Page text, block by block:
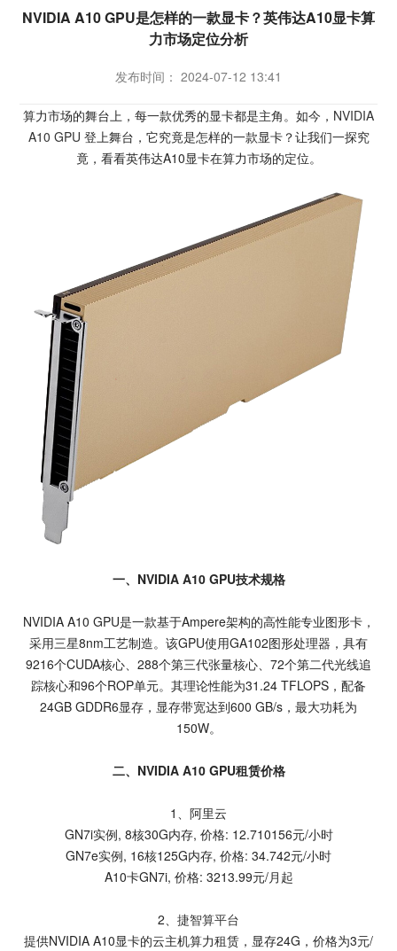
NVIDIA A10 GPU是怎样的一款显卡？英伟达A10显卡算
力市场定位分析
发布时间： 2024-07-12 13:41
算力市场的舞台上，每一款优秀的显卡都是主角。如今， NVIDIA
A10 GPU 登上舞台，它究竟是怎样的一款显卡？让我们一探究
竟，看看英伟达A10显卡在算力市场的定位。
一、NVIDIA A10 GPU技术规格
NVIDIA A10 GPU是一款基于Ampere架构的高性能专业图形卡，
采用三星8nm工艺制造。该GPU使用GA102图形处理器，具有
9216个CUDA核心、288个第三代张量核心、72个第二代光线追
踪核心和96个ROP单元。其理论性能为31.24 TFLOPS，配备
24GB GDDR6显存，显存带宽达到600 GB/s，最大功耗为
150W。
二、NVIDIA A10 GPU租赁价格
1、阿里云
GN7i实例, 8核30G内存, 价格: 12.710156元/小时
GN7e实例, 16核125G内存, 价格: 34.742元/小时
A10卡GN7i, 价格: 3213.99元/月起
2、 捷智算平台
提供NVIDIA A10显卡的云主机算力租赁，显存24G，价格为3元/